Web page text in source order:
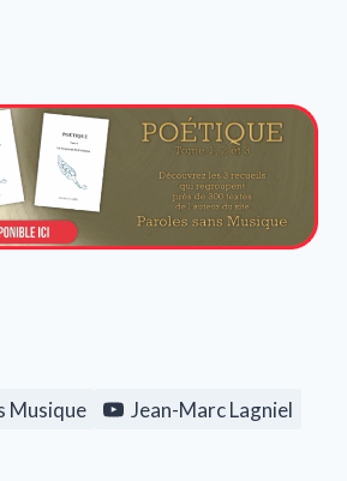
Musique Jean-Marc Lagniel